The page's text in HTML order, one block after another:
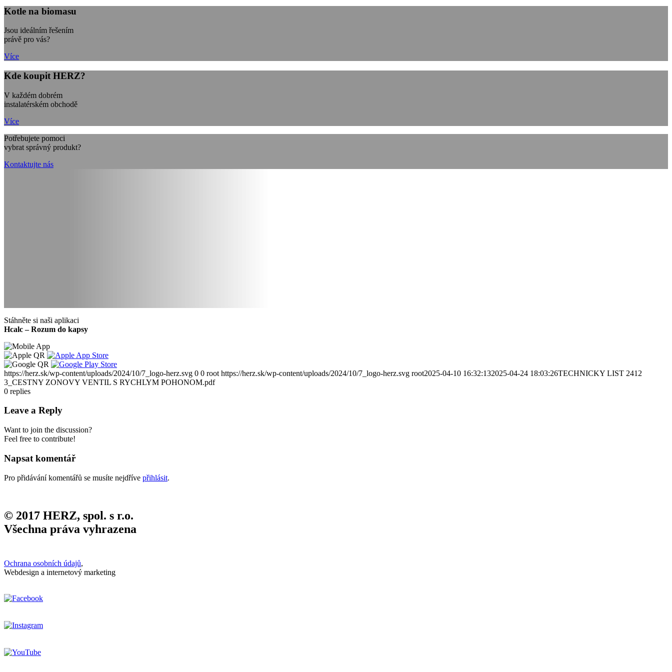
Kotle na biomasu
Jsou ideálním řešením
právě pro vás?
Více
Kde koupit HERZ?
V každém dobrém
instalatérském obchodě
Více
Potřebujete pomoci
vybrat správný produkt?
Kontaktujte nás
Stáhněte si naši aplikaci
Hcalc – Rozum do kapsy
https://herz.sk/wp-content/uploads/2024/10/7_logo-herz.svg 0 0 root https://herz.sk/wp-content/uploads/2024/10/7_logo-herz.svg root2025-04-10 16:32:132025-04-24 18:03:26TECHNICKY LIST 2412
3_CESTNY ZONOVY VENTIL S RYCHLYM POHONOM.pdf
0 replies
Leave a Reply
Want to join the discussion?
Feel free to contribute!
Napsat komentář
Pro přidávání komentářů se musíte nejdříve přihlásit.
© 2017 HERZ, spol. s r.o.
Všechna práva vyhrazena
Ochrana osobních údajů,
Webdesign a internetový marketing